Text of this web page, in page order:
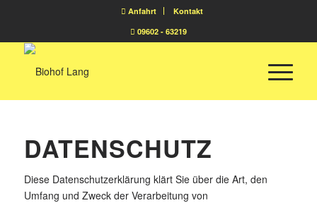
Anfahrt
Kontakt
09602 - 63219
DATENSCHUTZ
Diese Datenschutzerklärung klärt Sie über die Art, den
Umfang und Zweck der Verarbeitung von